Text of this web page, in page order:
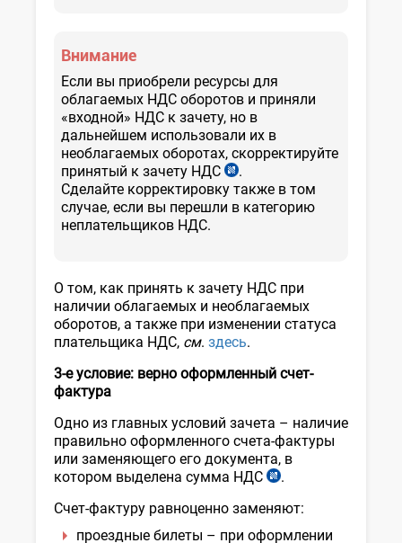
Внимание
Если вы приобрели ресурсы для
облагаемых НДС оборотов и приняли
«входной» НДС к зачету, но в
дальнейшем использовали их в
необлагаемых оборотах, скорректируйте
принятый к зачету НДС
220
НК
.
Сделайте корректировку также в том
случае, если вы перешли в категорию
неплательщиков НДС.
О том, как принять к зачету НДС при
наличии облагаемых и необлагаемых
оборотов, а также при изменении статуса
плательщика НДС, см. здесь.
3-е условие: верно оформленный счет-
фактура
Одно из главных условий зачета – наличие
правильно оформленного счета-фактуры
или заменяющего его документа, в
котором выделена сумма НДС
ст.
222
.
Счет-фактуру равноценно заменяют:
проездные билеты – при оформлении